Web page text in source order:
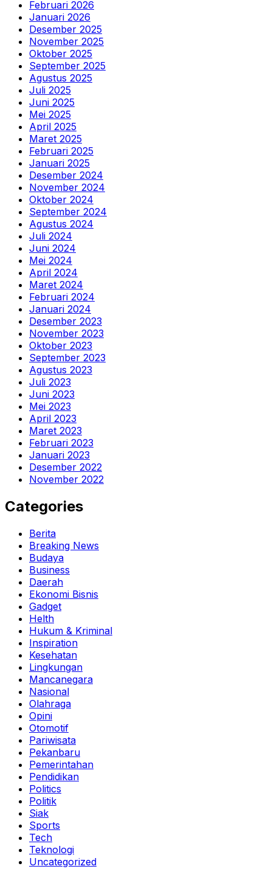
Februari 2026
Januari 2026
Desember 2025
November 2025
Oktober 2025
September 2025
Agustus 2025
Juli 2025
Juni 2025
Mei 2025
April 2025
Maret 2025
Februari 2025
Januari 2025
Desember 2024
November 2024
Oktober 2024
September 2024
Agustus 2024
Juli 2024
Juni 2024
Mei 2024
April 2024
Maret 2024
Februari 2024
Januari 2024
Desember 2023
November 2023
Oktober 2023
September 2023
Agustus 2023
Juli 2023
Juni 2023
Mei 2023
April 2023
Maret 2023
Februari 2023
Januari 2023
Desember 2022
November 2022
Categories
Berita
Breaking News
Budaya
Business
Daerah
Ekonomi Bisnis
Gadget
Helth
Hukum & Kriminal
Inspiration
Kesehatan
Lingkungan
Mancanegara
Nasional
Olahraga
Opini
Otomotif
Pariwisata
Pekanbaru
Pemerintahan
Pendidikan
Politics
Politik
Siak
Sports
Tech
Teknologi
Uncategorized